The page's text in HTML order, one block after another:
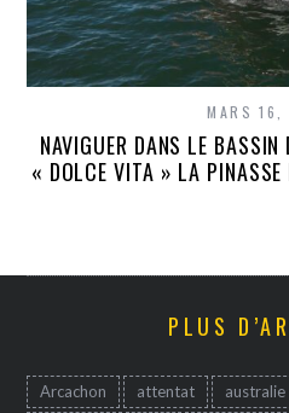
MARS
NAVIGUER DANS LE BASSIN
« DOLCE VITA » LA
PLUS
Arcachon attentat australie